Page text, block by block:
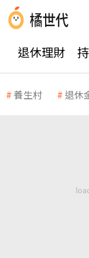
退休理財
養生村 退休